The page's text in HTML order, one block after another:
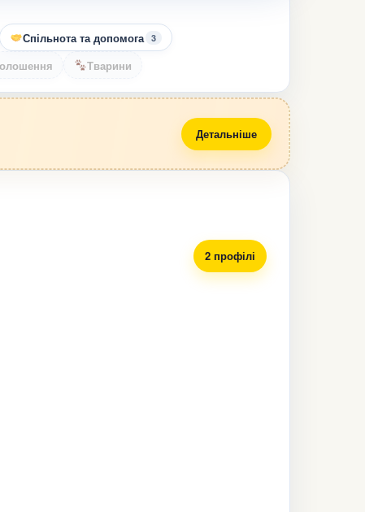
Спільнота та допомога 3
Тварини
Детальніше
2 профілі